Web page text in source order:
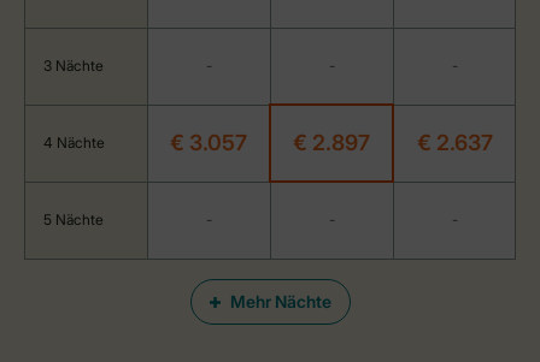
Mehr Nächte
3 Nächte - - -
4 Nächte € 3.057 € 2.897 € 2.637
5 Nächte - - -